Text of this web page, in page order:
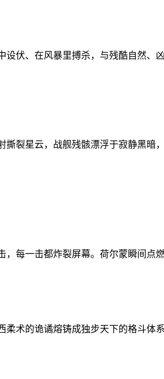
伏、在风暴里搏杀，与残酷自然、
裂星云，战舰残骸漂浮于寂静黑暗
每一击都炸裂屏幕。荷尔蒙瞬间点
术的诡谲熔铸成独步天下的格斗体